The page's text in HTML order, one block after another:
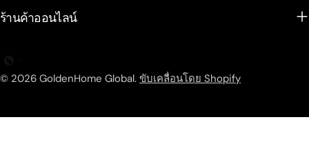
ร้านค้าออนไลน์
© 2026 GoldenHome Global. ขับเคลื่อนโดย Shopify